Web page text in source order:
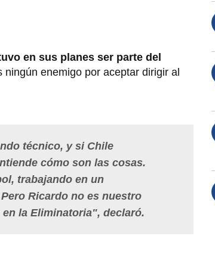
en sus planes ser parte del
enemigo por aceptar dirigir al
técnico, y si Chile
cómo son las cosas.
trabajando en un
Ricardo no es nuestro
la Eliminatoria", declaró.